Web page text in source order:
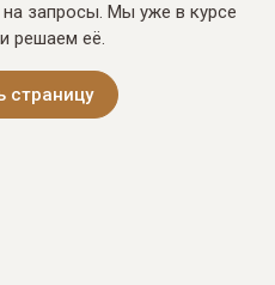
на запросы. Мы уже в курсе
решаем её.
страницу